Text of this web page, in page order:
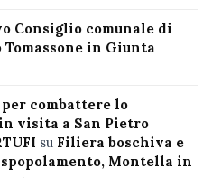
Consiglio comunale di
in Giunta
combattere lo
visita a San Pietro
su Filiera boschiva e
Montella in